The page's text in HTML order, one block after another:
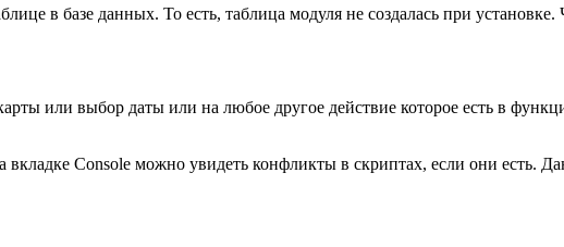
в базе данных. То есть, таблица модуля не создалась при
или выбор даты или на любое другое действие которое есть в
Console можно увидеть конфликты в скриптах, если они есть.